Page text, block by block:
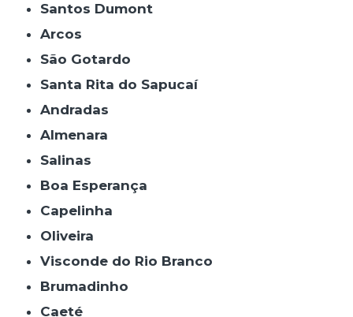
Santos Dumont
Arcos
São Gotardo
Santa Rita do Sapucaí
Andradas
Almenara
Salinas
Boa Esperança
Capelinha
Oliveira
Visconde do Rio Branco
Brumadinho
Caeté